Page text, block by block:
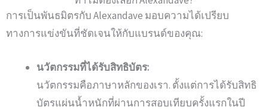
การเป็นพันธมิตรกับ Alexandave มอบความได้เปรียบ
ทางการแข่งขันที่ชัดเจนให้กับแบรนด์ของคุณ:
นวัตกรรมที่ได้รับสิทธิบัตร:
นวัตกรรมคือภาษาหลักของเรา. ตั้งแต่การได้รับสิทธิ
บัตรแผ่นน้ำหนักที่ผ่านการสอบเทียบครั้งแรกในปี